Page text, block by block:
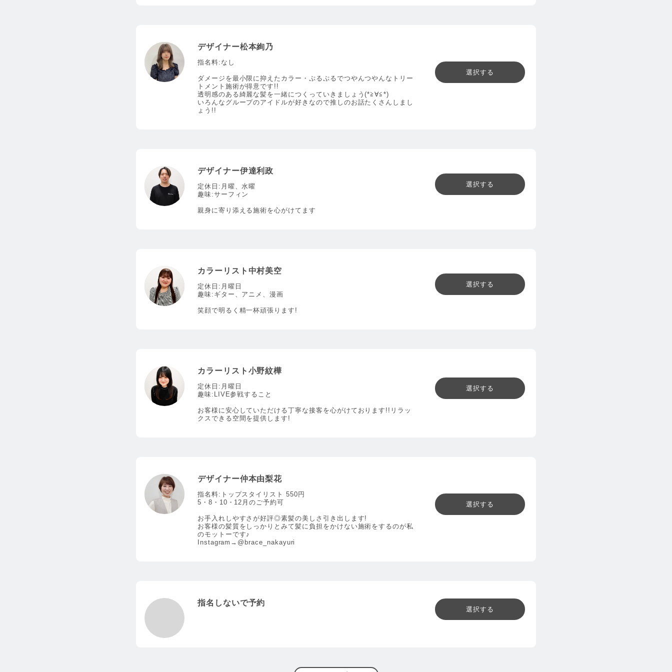
デザイナー松本絢乃
指名料:なし
ダメージを最小限に抑えたカラー・ぷるぷるでつやんつやんなトリー
トメント施術が得意です!!
透明感のある綺麗な髪を一緒につくっていきましょう(*≧∀≦*)
いろんなグループのアイドルが好きなので推しのお話たくさんしまし
ょう!!
選択する
デザイナー伊達利政
定休日:月曜、水曜
趣味:サーフィン
親身に寄り添える施術を心がけてます
選択する
カラーリスト中村美空
定休日:月曜日
趣味:ギター、アニメ、漫画
笑顔で明るく精一杯頑張ります!
選択する
カラーリスト小野紋樺
定休日:月曜日
趣味:LIVE参戦すること
お客様に安心していただける丁寧な接客を心がけております!!リラッ
クスできる空間を提供します!
選択する
デザイナー仲本由梨花
指名料:トップスタイリスト 550円
5・8・10・12月のご予約可
お手入れしやすさが好評◎素髪の美しさ引き出します!
お客様の髪質をしっかりとみて髪に負担をかけない施術をするのが私
のモットーです♪
Instagram→@brace_nakayuri
選択する
指名しないで予約
選択する